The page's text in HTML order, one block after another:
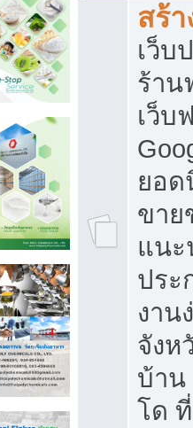
สร้
เว็บ
ร้าน
เว็บ
ยอ
ขาย
แนะ
ประ
งาน
จังห
บ้าน
โด